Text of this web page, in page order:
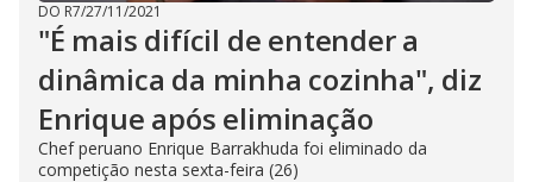
DO R7/27/11/2021
"É mais difícil de entender a
dinâmica da minha cozinha", diz
Enrique após eliminação
Chef peruano Enrique Barrakhuda foi eliminado da
competição nesta sexta-feira (26)